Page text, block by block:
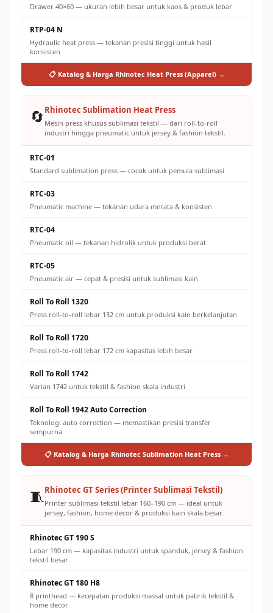
Drawer 40×60 — ukuran lebih besar untuk kaos & produk lebar
RTP-04 N
Hydraulic heat press — tekanan presisi tinggi untuk hasil
konsisten
📋 Katalog & Harga Rhinotec Heat Press (Apparel) →
🔄 Rhinotec Sublimation Heat Press
Mesin press khusus sublimasi tekstil — dari roll-to-roll
industri hingga pneumatic untuk jersey & fashion tekstil.
RTC-01
Standard sublimation press — cocok untuk pemula sublimasi
RTC-03
Pneumatic machine — tekanan udara merata & konsisten
RTC-04
Pneumatic oil — tekanan hidrolik untuk produksi berat
RTC-05
Pneumatic air — cepat & presisi untuk sublimasi kain
Roll To Roll 1320
Press roll-to-roll lebar 132 cm untuk produksi kain berkelanjutan
Roll To Roll 1720
Press roll-to-roll lebar 172 cm kapasitas lebih besar
Roll To Roll 1742
Varian 1742 untuk tekstil & fashion skala industri
Roll To Roll 1942 Auto Correction
Teknologi auto correction — memastikan presisi transfer
sempurna
📋 Katalog & Harga Rhinotec Sublimation Heat Press →
🧵Rhinotec GT Series (Printer Sublimasi Tekstil)
Printer sublimasi tekstil lebar 160–190 cm — ideal untuk
jersey, fashion, home decor & produksi kain skala besar.
Rhinotec GT 190 S
Lebar 190 cm — kapasitas industri untuk spanduk, jersey & fashion
tekstil besar
Rhinotec GT 180 H8
8 printhead — kecepatan produksi massal untuk pabrik tekstil &
home decor